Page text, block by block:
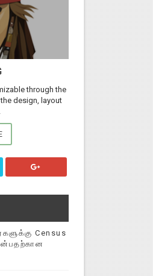
through the
design, layout
Census